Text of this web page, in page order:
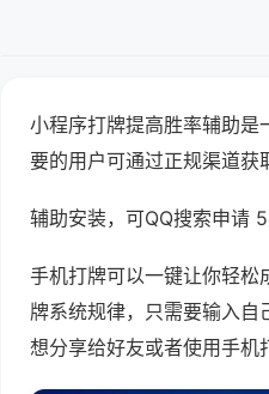
小程序打牌提高胜率辅助是
要的用户可通过正规渠道获
辅助安装，可QQ搜索申请
手机打牌可以一键让你轻松
牌系统规律，只需要输入
想分享给好友或者使用手机